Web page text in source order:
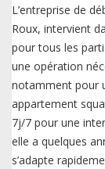
L’entreprise de
Roux, intervient
pour tous les
une opération
notamment pour
appartement
7j/7 pour une
elle a quelques
s’adapte